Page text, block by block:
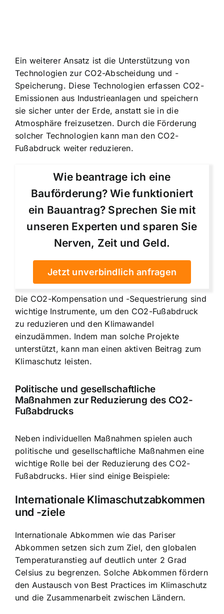
Ein weiterer Ansatz ist die Unterstützung von
Technologien zur CO2-Abscheidung und -
Speicherung. Diese Technologien erfassen CO2-
Emissionen aus Industrieanlagen und speichern
sie sicher unter der Erde, anstatt sie in die
Atmosphäre freizusetzen. Durch die Förderung
solcher Technologien kann man den CO2-
Fußabdruck weiter reduzieren.
Wie beantrage ich eine
Bauförderung? Wie funktioniert
ein Bauantrag? Sprechen Sie mit
unseren Experten und sparen Sie
Nerven, Zeit und Geld.
Jetzt unverbindlich anfragen
Die CO2-Kompensation und -Sequestrierung sind
wichtige Instrumente, um den CO2-Fußabdruck
zu reduzieren und den Klimawandel
einzudämmen. Indem man solche Projekte
unterstützt, kann man einen aktiven Beitrag zum
Klimaschutz leisten.
Politische und gesellschaftliche
Maßnahmen zur Reduzierung des CO2-
Fußabdrucks
Neben individuellen Maßnahmen spielen auch
politische und gesellschaftliche Maßnahmen eine
wichtige Rolle bei der Reduzierung des CO2-
Fußabdrucks. Hier sind einige Beispiele:
Internationale Klimaschutzabkommen
und -ziele
Internationale Abkommen wie das Pariser
Abkommen setzen sich zum Ziel, den globalen
Temperaturanstieg auf deutlich unter 2 Grad
Celsius zu begrenzen. Solche Abkommen fördern
den Austausch von Best Practices im Klimaschutz
und die Zusammenarbeit zwischen Ländern.